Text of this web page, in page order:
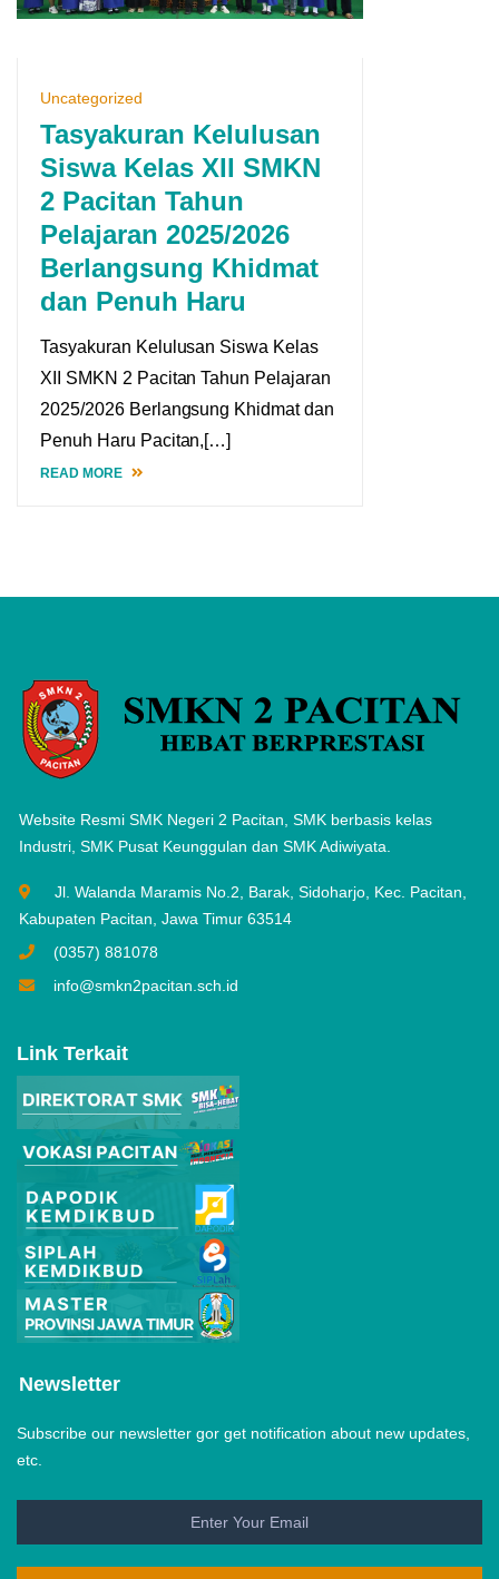
Uncategorized
Tasyakuran Kelulusan
Siswa Kelas XII SMKN
2 Pacitan Tahun
Pelajaran 2025/2026
Berlangsung Khidmat
dan Penuh Haru
Tasyakuran Kelulusan Siswa Kelas
XII SMKN 2 Pacitan Tahun Pelajaran
2025/2026 Berlangsung Khidmat dan
Penuh Haru Pacitan,[…]
READ MORE
Website Resmi SMK Negeri 2 Pacitan, SMK berbasis kelas
Industri, SMK Pusat Keunggulan dan SMK Adiwiyata.
Jl. Walanda Maramis No.2, Barak, Sidoharjo, Kec. Pacitan,
Kabupaten Pacitan, Jawa Timur 63514
(0357) 881078
info@smkn2pacitan.sch.id
Link Terkait
Newsletter
Subscribe our newsletter gor get notification about new updates,
etc.